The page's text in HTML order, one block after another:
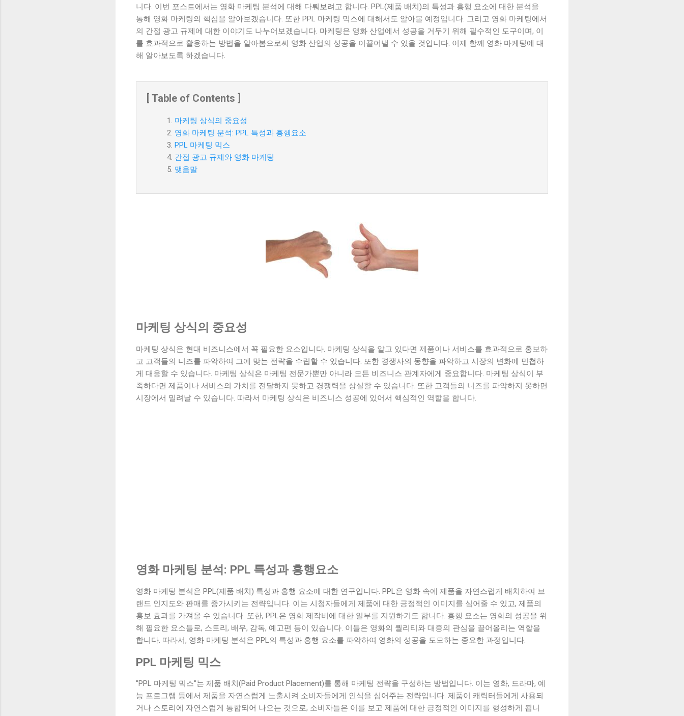
니다. 이번 포스트에서는 영화 마케팅 분석에 대해 다뤄보려고 합니다. PPL(제품 배치)의 특성과 흥행 요소에 대한 분석을
통해 영화 마케팅의 핵심을 알아보겠습니다. 또한 PPL 마케팅 믹스에 대해서도 알아볼 예정입니다. 그리고 영화 마케팅에서
의 간접 광고 규제에 대한 이야기도 나누어보겠습니다. 마케팅은 영화 산업에서 성공을 거두기 위해 필수적인 도구이며, 이
를 효과적으로 활용하는 방법을 알아봄으로써 영화 산업의 성공을 이끌어낼 수 있을 것입니다. 이제 함께 영화 마케팅에 대
해 알아보도록 하겠습니다.
[ Table of Contents ]
마케팅 상식의 중요성
영화 마케팅 분석: PPL 특성과 흥행요소
PPL 마케팅 믹스
간접 광고 규제와 영화 마케팅
맺음말
마케팅 상식의 중요성
마케팅 상식은 현대 비즈니스에서 꼭 필요한 요소입니다. 마케팅 상식을 알고 있다면 제품이나 서비스를 효과적으로 홍보하
고 고객들의 니즈를 파악하여 그에 맞는 전략을 수립할 수 있습니다. 또한 경쟁사의 동향을 파악하고 시장의 변화에 민첩하
게 대응할 수 있습니다. 마케팅 상식은 마케팅 전문가뿐만 아니라 모든 비즈니스 관계자에게 중요합니다. 마케팅 상식이 부
족하다면 제품이나 서비스의 가치를 전달하지 못하고 경쟁력을 상실할 수 있습니다. 또한 고객들의 니즈를 파악하지 못하면
시장에서 밀려날 수 있습니다. 따라서 마케팅 상식은 비즈니스 성공에 있어서 핵심적인 역할을 합니다.
영화 마케팅 분석: PPL 특성과 흥행요소
영화 마케팅 분석은 PPL(제품 배치) 특성과 흥행 요소에 대한 연구입니다. PPL은 영화 속에 제품을 자연스럽게 배치하여 브
랜드 인지도와 판매를 증가시키는 전략입니다. 이는 시청자들에게 제품에 대한 긍정적인 이미지를 심어줄 수 있고, 제품의
홍보 효과를 가져올 수 있습니다. 또한, PPL은 영화 제작비에 대한 일부를 지원하기도 합니다. 흥행 요소는 영화의 성공을 위
해 필요한 요소들로, 스토리, 배우, 감독, 예고편 등이 있습니다. 이들은 영화의 퀄리티와 대중의 관심을 끌어올리는 역할을
합니다. 따라서, 영화 마케팅 분석은 PPL의 특성과 흥행 요소를 파악하여 영화의 성공을 도모하는 중요한 과정입니다.
PPL 마케팅 믹스
"PPL 마케팅 믹스"는 제품 배치(Paid Product Placement)를 통해 마케팅 전략을 구성하는 방법입니다. 이는 영화, 드라마, 예
능 프로그램 등에서 제품을 자연스럽게 노출시켜 소비자들에게 인식을 심어주는 전략입니다. 제품이 캐릭터들에게 사용되
거나 스토리에 자연스럽게 통합되어 나오는 것으로, 소비자들은 이를 보고 제품에 대한 긍정적인 이미지를 형성하게 됩니